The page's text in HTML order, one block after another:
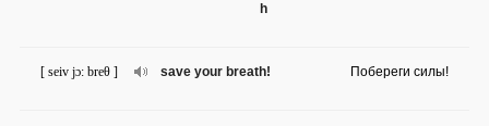
h
save your breath!
[ seiv jɔ: breθ ] Побереги силы!